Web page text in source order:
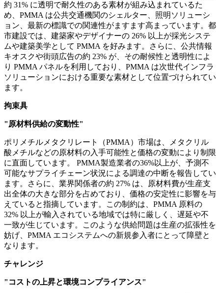
約 31% に透明で耐久性のある素材が組み込まれているた
め、PMMA は公共交通機関のシェルター、照明ソリューシ
ョン、最新の標識での関連性がますます高まっています。都
市建設では、建築家やデザイナーの 26% 以上が採光システ
ムや建築美学として PMMA を好みます。さらに、公共情報
キオスクや街頭広告の約 23% が、その耐候性と透明性によ
り PMMA パネルを利用しており、PMMA は次世代インフラ
ソリューションにおける重要な素材として位置づけられてい
ます。
拘束具
"原材料供給の変動性"
ポリメチルメタクリレート（PMMA）市場は、メタクリル
酸メチルなどの原材料の入手可能性と価格の変動により制限
に直面しています。 PMMA製造業者の36%以上が、予測不
可能なサプライチェーン状況による調達の中断を報告してい
ます。さらに、業界関係者の約 27% は、原材料費が生産支
出全体の大きな部分を占めており、価格の安定性に影響を与
えていると指摘しています。この制約は、PMMA 原料の
32% 以上が輸入されている地域では特に厳しく、遅延や不
一致が生じています。このような供給問題は生産の拡張性を
妨げ、PMMA エコシステムへの新規参入者にとって障壁と
なります。
チャレンジ
"コストの上昇と環境コンプライアンス"